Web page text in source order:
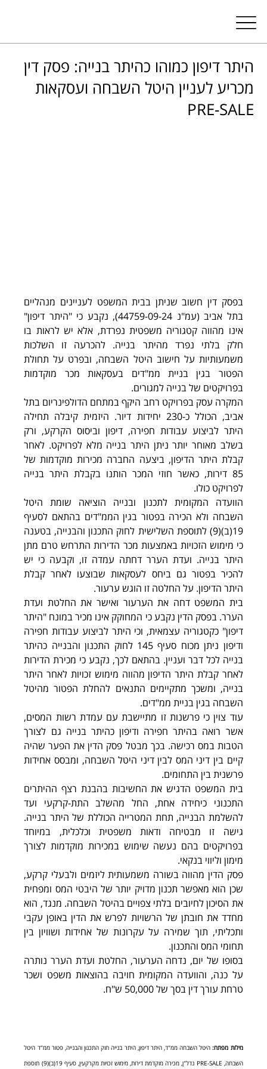
היתר דיפון כמוהו כהיתר בנייה: פסק דין
מכריע לעניין היטל השבחה ועסקאות
PRE-SALE
חלק בלתי נפרד מהיתר בנייה. להכרעה זו השלכות
משמעותיות על חישוב היטל השבחה, ובפרט על תחולת
הפטור בגין בניית ממ"דים בעסקאות מכר מוקדמות
בפרויקטים של בנייה למגורים.
המקרה עסק בפרויקט רחב היקף במתחם הדולפינריום בתל
בשלב מאוחר יותר ניתן היתר בנייה מלא לפרויקט. לאחר
קבלת היתר הדיפון, ביצעה החברה מכירות מוקדמות של
לפרויקט כולו.
הוועדה המקומית לתכנון ובנייה הוציאה שומת היטל
השבחה ולא הכירה בפטור בגין הממ"דים בהתאם לסעיף
כי מימוש הזכויות באמצעות מכר הדירות התרחש טרם מתן
היתר בנייה. ועדת הערר דחתה עמדה זו, וקבעה כי יש
להכיר בפטור גם ביחס לעסקאות שבוצעו לאחר קבלת
היתר הדיפון. על החלטה זו הוגש ערעור.
בית המשפט דחה את הערעור ואישר את החלטת ועדת
הערר. בפסק הדין נקבע כי המחוקק אינו מכיר במונח "היתר
ודיפון ניתן מכוח סעיף 145 לחוק התכנון והבנייה כהיתר
בנייה לכל דבר ועניין. בהתאם לכך, נקבע כי מכירת הדירות
לאחר קבלת היתר הדיפון מהווה מימוש זכויות לאחר היתר
בנייה, ומשכך מתקיימים התנאים להחלת הפטור מהיטל
השבחה בגין בניית ממ"דים.
אשר רואה בהיתר חפירה ודיפון כהיתר בנייה גם לצורך
קיים בין דיני המס לבין דיני היטל השבחה, ומבסס אחידות
פרשנית בין התחומים.
התכנוני כיחידה אחת, החל מהשלב התת-קרקעי ועד
גישה זו מבטיחה ודאות משפטית וכלכלית, במיוחד
בפרויקטים בהם נעשה שימוש במכירות מוקדמות לצורך
מימון וליווי בנקאי.
שכן הוא מאפשר תכנון מדויק יותר של היבטי המס ומפחית
את הסיכון לחיובים בלתי צפויים בהיטל השבחה. מנגד, הוא
ותכליתי, תוך שמירה על עקרונות של אחידות ושוויון בין
תחומי המס והתכנון.
על כנה, והוועדה המקומית חויבה בהוצאות משפט ושכר
טרחת עורך דין בסך של 50,000 ש"ח.
מילות מפתח:
היטל השבחה ממ"ד, היתר דיפון, היתר בנייה חוק התכנון והבנייה, פטור ממ"ד היטל
השבחה, PRE-SALE נדל"ן, מכירה מוקדמת דירות, מימוש זכויות מקרקעין, סעיף 19(ב)(9) תוספת